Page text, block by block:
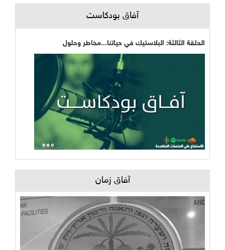
آفاق بودكاست
الحلقة الثالثة: البلاستيك في حياتنا...مخاطر وحلول
آفاق زمان